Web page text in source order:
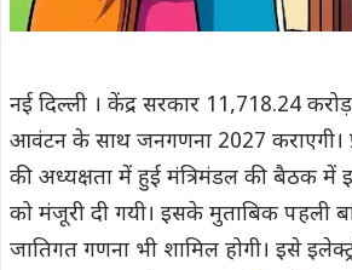
नई दिल्ली । केंद्र सरकार 11,718.24
आवंटन के साथ जनगणना 2027 कराएगी।
की अध्यक्षता में हुई मंत्रिमंडल की बैठक में
को मंजूरी दी गयी। इसके मुताबिक पहली
जातिगत गणना भी शामिल होगी। इसे